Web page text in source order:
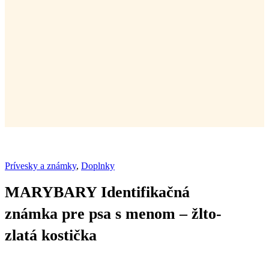
Prívesky a známky, Doplnky
MARYBARY Identifikačná
známka pre psa s menom – žlto-
zlatá kostička